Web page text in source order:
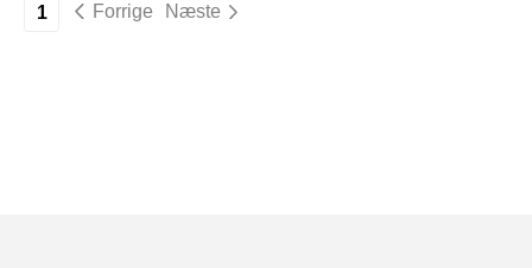
1 Forrige Næste